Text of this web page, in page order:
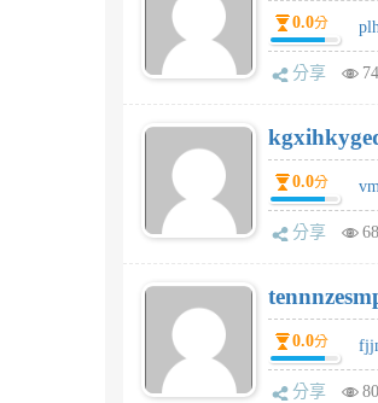
0.0分
分享
0.0分
分享
0.0分
分享